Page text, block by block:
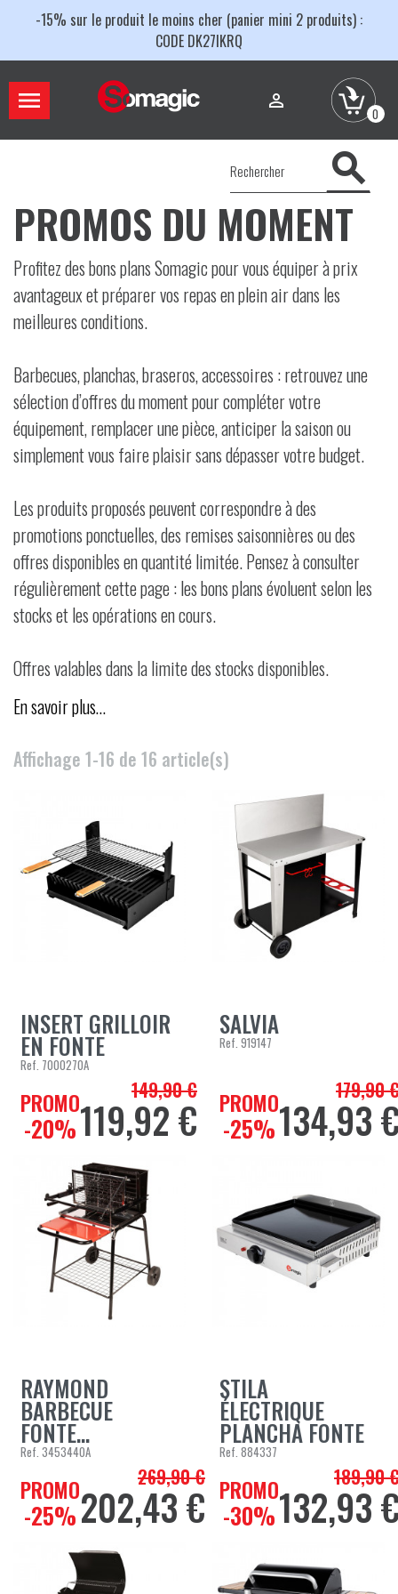
-15% sur le produit le moins cher (panier mini 2 produits) :
CODE DK27IKRQ
 
0

PROMOS DU MOMENT
Profitez des bons plans Somagic pour vous équiper à prix
avantageux et préparer vos repas en plein air dans les
meilleures conditions.
Barbecues, planchas, braseros, accessoires : retrouvez une
sélection d’offres du moment pour compléter votre
équipement, remplacer une pièce, anticiper la saison ou
simplement vous faire plaisir sans dépasser votre budget.
Les produits proposés peuvent correspondre à des
promotions ponctuelles, des remises saisonnières ou des
offres disponibles en quantité limitée. Pensez à consulter
régulièrement cette page : les bons plans évoluent selon les
stocks et les opérations en cours.
Offres valables dans la limite des stocks disponibles.
En savoir plus…
Affichage 1-16 de 16 article(s)
INSERT GRILLOIR
EN FONTE
Ref. 7000270A
PROMO
-20%
Prix de base
149,90 €
Prix
119,92 €
SALVIA
Ref. 919147
PROMO
-25%
Prix de
179,90
Prix
134,93
RAYMOND
BARBECUE
FONTE...
Ref. 3453440A
PROMO
-25%
Prix de base
269,90 €
Prix
202,43 €
STILA
ÉLECTRIQUE
PLANCHA FONTE
Ref. 884337
PROMO
-30%
Prix de
189,90
Prix
132,93